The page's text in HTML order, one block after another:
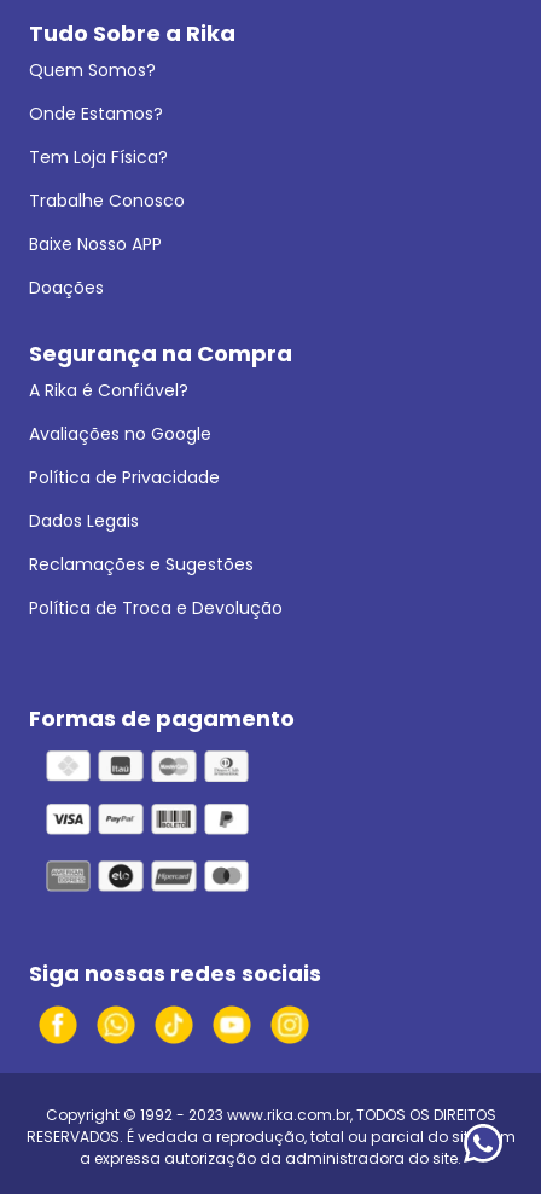
Tudo Sobre a Rika
Quem Somos?
Onde Estamos?
Tem Loja Física?
Trabalhe Conosco
Baixe Nosso APP
Doações
Segurança na Compra
A Rika é Confiável?
Avaliações no Google
Política de Privacidade
Dados Legais
Reclamações e Sugestões
Política de Troca e Devolução
Formas de pagamento
Siga nossas redes sociais
Copyright © 1992 - 2023 www.rika.com.br, TODOS OS DIREITOS
RESERVADOS. É vedada a reprodução, total ou parcial do site, sem
a expressa autorização da administradora do site.